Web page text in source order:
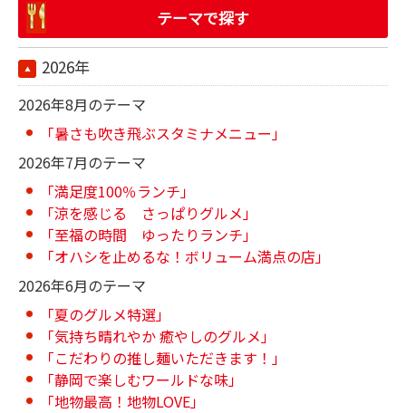
テーマで探す
2026年
2026年8月のテーマ
「暑さも吹き飛ぶスタミナメニュー」
2026年7月のテーマ
「満足度100％ランチ」
「涼を感じる さっぱりグルメ」
「至福の時間 ゆったりランチ」
「オハシを止めるな！ボリューム満点の店」
2026年6月のテーマ
「夏のグルメ特選」
「気持ち晴れやか 癒やしのグルメ」
「こだわりの推し麺いただきます！」
「静岡で楽しむワールドな味」
「地物最高！地物LOVE」